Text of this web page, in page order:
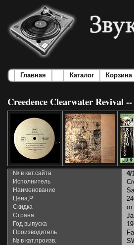
Главная Каталог Корзина
Creedence Clearwater Revival
№ в кат.сайта 4/
Исполнитель
Наименование
Цена,Р
Скидка
Страна
Год выпуска
Производитель
№ в кат.произв.